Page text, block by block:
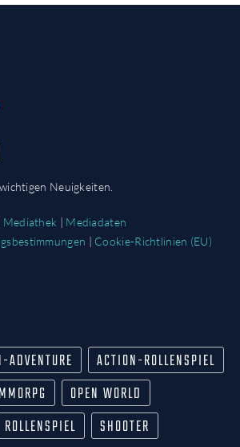
Neuigkeiten.
Mediathek | Mediadaten
| Cookie-Richtlinien (EU)
ADVENTURE
ACTION-ROLLENSPIEL
MMORPG
OPEN WORLD
ROLLENSPIEL SHOOTER